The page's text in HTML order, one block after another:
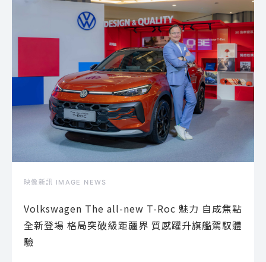
映像新訊 IMAGE NEWS
Volkswagen The all-new T-Roc 魅力 自成焦點
全新登場 格局突破級距疆界 質感躍升旗艦駕馭體
驗